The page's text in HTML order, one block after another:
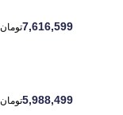
7,616,599تومان
5,988,499تومان